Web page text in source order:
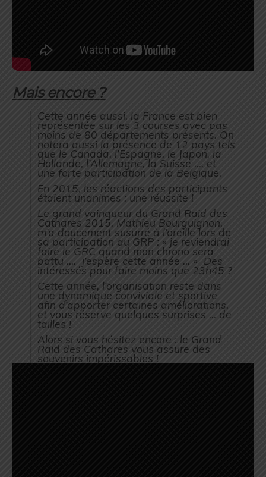
Mais encore ?
Cette année aussi, la France est bien
représentée sur les 3 courses avec pas
moins de 80 départements présents. On
notera aussi la présence de 12 pays tels
que le Canada, l’Espagne, le Japon, la
Hollande, l’Allemagne, la Suisse …. et
une forte participation de la Belgique.
En 2015, les réactions des participants
étaient unanimes : une réussite !
Le grand vainqueur du Grand Raid des
Cathares 2015, Mathieu Bourguignon,
m’a doucement susurré à l’oreille lors de
sa participation au GRP : « je reviendrai
faire le GRC quand mon chrono sera
battu …. j’espère cette année … » Des
intéressés pour faire moins que 23h45 ?
Cette année, l’organisation reste dans
une dynamique conviviale et sportive
afin d’apporter certaines améliorations,
et vous réserve quelques surprises … de
tailles !
Alors si vous hésitez encore : le Grand
Raid des Cathares vous assure des
souvenirs impérissables !